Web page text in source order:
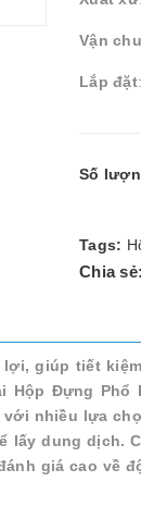
Vận
Lắp đặt
Số
Tags:
Chia sẻ:
giúp tiết
Hộp Đựng
nhiều lựa
lấy dung dịch.
giá cao về